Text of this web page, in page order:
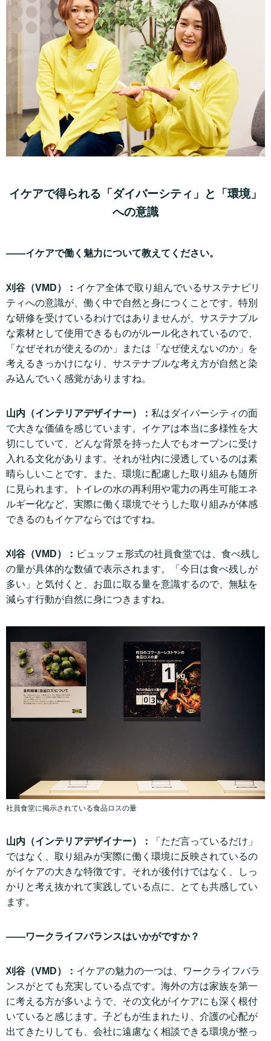
イケアで得られる「ダイバーシティ」と「環境」
への意識
——イケアで働く魅力について教えてください。
刈谷（VMD）： イケア全体で取り組んでいるサステナビリ
ティへの意識が、働く中で自然と身につくことです。特別
な研修を受けているわけではありませんが、サステナブル
な素材として使用できるものがルール化されているので、
「なぜそれが使えるのか」または「なぜ使えないのか」を
考えるきっかけになり、サステナブルな考え方が自然と染
み込んでいく感覚がありますね。
山内（インテリアデザイナー）： 私はダイバーシティの面
で大きな価値を感じています。イケアは本当に多様性を大
切にしていて、どんな背景を持った人でもオープンに受け
入れる文化があります。それが社内に浸透しているのは素
晴らしいことです。また、環境に配慮した取り組みも随所
に見られます。トイレの水の再利用や電力の再生可能エネ
ルギー化など、実際に働く環境でそうした取り組みが体感
できるのもイケアならではですね。
刈谷（VMD）： ビュッフェ形式の社員食堂では、食べ残し
の量が具体的な数値で表示されます。「今日は食べ残しが
多い」と気付くと、お皿に取る量を意識するので、無駄を
減らす行動が自然に身につきますね。
社員食堂に掲示されている食品ロスの量
山内（インテリアデザイナー）：
「ただ言っているだけ」
ではなく、取り組みが実際に働く環境に反映されているの
がイケアの大きな特徴です。それが後付けではなく、しっ
かりと考え抜かれて実践している点に、とても共感してい
ます。
——ワークライフバランスはいかがですか？
刈谷（VMD）： イケアの魅力の一つは、ワークライフバラ
ンスがとても充実している点です。海外の方は家族を第一
に考える方が多いようで、その文化がイケアにも深く根付
いていると感じます。子どもが生まれたり、介護の心配が
出てきたりしても、会社に遠慮なく相談できる環境が整っ